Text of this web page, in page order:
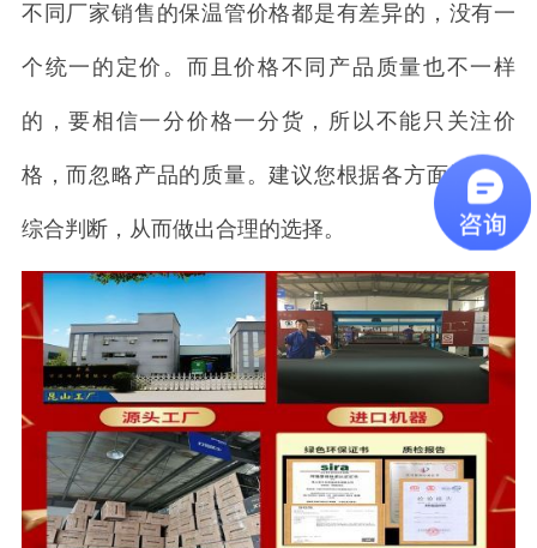
不同厂家销售的保温管价格都是有差异的，没有一
个统一的定价。而且价格不同产品质量也不一样
的，要相信一分价格一分货，所以不能只关注价
格，而忽略产品的质量。建议您根据各方面情况，
综合判断，从而做出合理的选择。